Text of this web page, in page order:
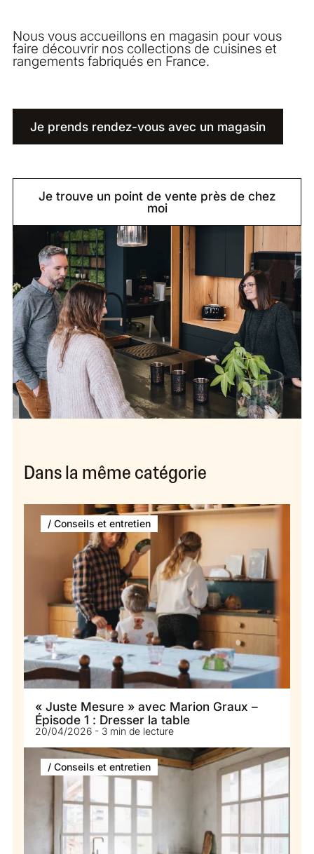
Nous vous accueillons en magasin pour vous
faire découvrir nos collections de cuisines et
rangements fabriqués en France.
Je prends rendez-vous avec un magasin
Je trouve un point de vente près de chez
moi
Dans la même catégorie
/ Conseils et entretien
« Juste Mesure » avec Marion Graux –
Épisode 1 : Dresser la table
20/04/2026 - 3 min de lecture
/ Conseils et entretien